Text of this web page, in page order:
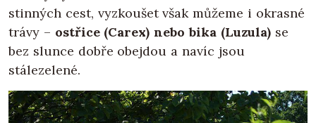
stinných cest, vyzkoušet však můžeme i okrasné
trávy – ostřice (Carex) nebo bika (Luzula)se
bez slunce dobře obejdou a navíc jsou
stálezelené.